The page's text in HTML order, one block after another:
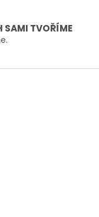
SAMI TVOŘÍME